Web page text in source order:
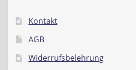
Kontakt
AGB
Widerrufsbelehrung